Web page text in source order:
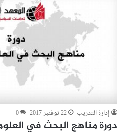
إدارة التدريب 22 نوفمبر 2017 0
دورة مناهج البحث في